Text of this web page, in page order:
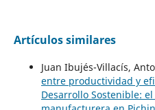
Artículos similares
Juan Ibujés-Villacís,
entre productividad y
Desarrollo Sostenible: